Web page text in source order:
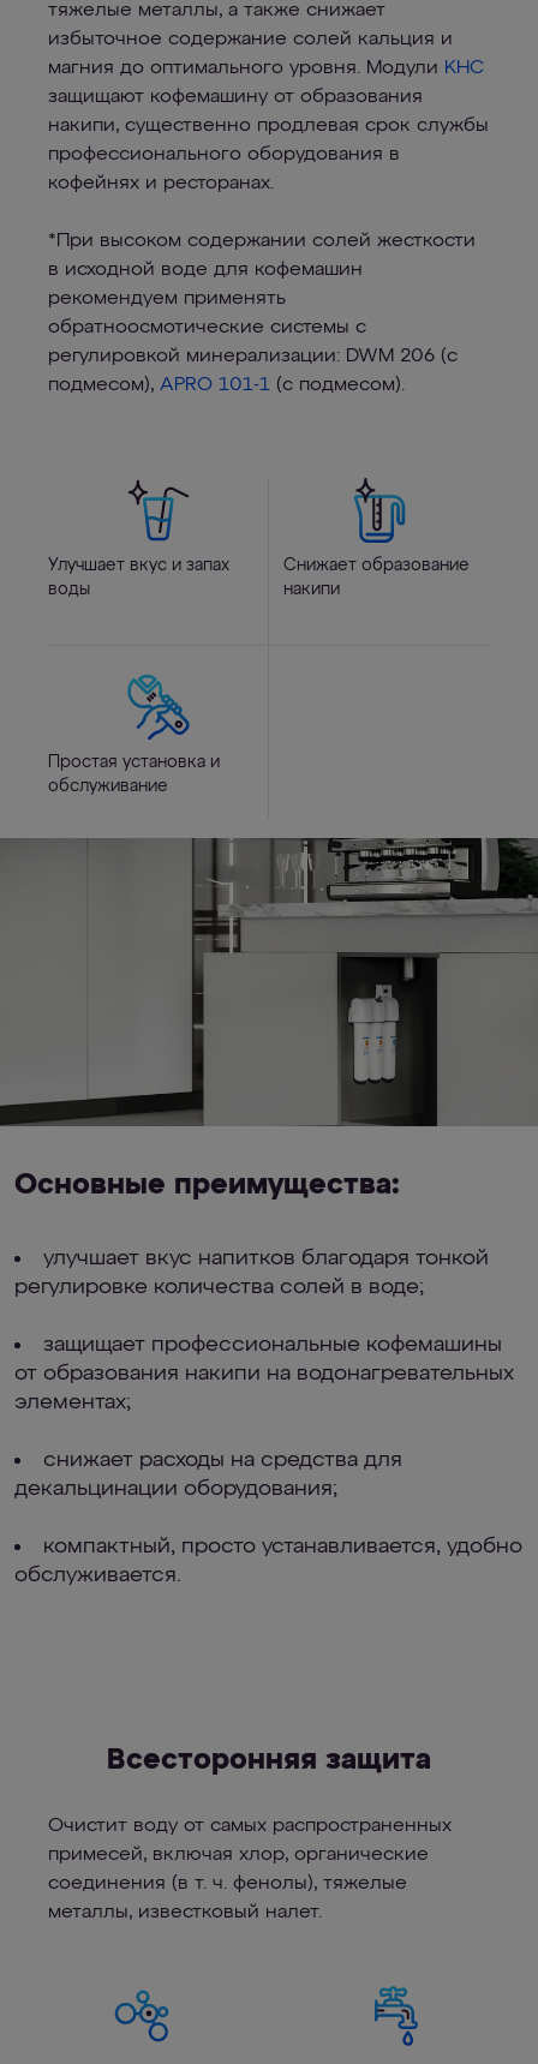
тяжелые металлы, а также снижает
избыточное содержание солей кальция и
магния до оптимального уровня. Модули KHC
защищают кофемашину от образования
накипи, существенно продлевая срок службы
профессионального оборудования в
кофейнях и ресторанах.
*При высоком содержании солей жесткости
в исходной воде для кофемашин
рекомендуем применять
обратноосмотические системы с
регулировкой минерализации: DWM 206 (с
подмесом), APRO 101-1 (с подмесом).
Улучшает вкус и запах
воды
Снижает образование
накипи
Простая установка и
обслуживание
Основные преимущества:
улучшает вкус напитков благодаря тонкой
регулировке количества солей в воде;
защищает профессиональные кофемашины
от образования накипи на водонагревательных
элементах;
снижает расходы на средства для
декальцинации оборудования;
компактный, просто устанавливается, удобно
обслуживается.
Всесторонняя защита
Очистит воду от самых распространенных
примесей, включая хлор, органические
соединения (в т. ч. фенолы), тяжелые
металлы, известковый налет.